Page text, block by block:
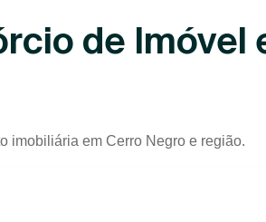
de Imóvel
imobiliária em Cerro Negro e região.